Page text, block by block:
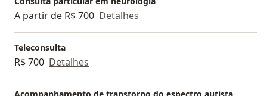
A partir de R$ 700 Detalhes
Teleconsulta
R$ 700 Detalhes
Acompanhamento de transtorno do espectro autista